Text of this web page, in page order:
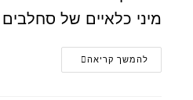
מיני כלאיים של
להמשך קריאה